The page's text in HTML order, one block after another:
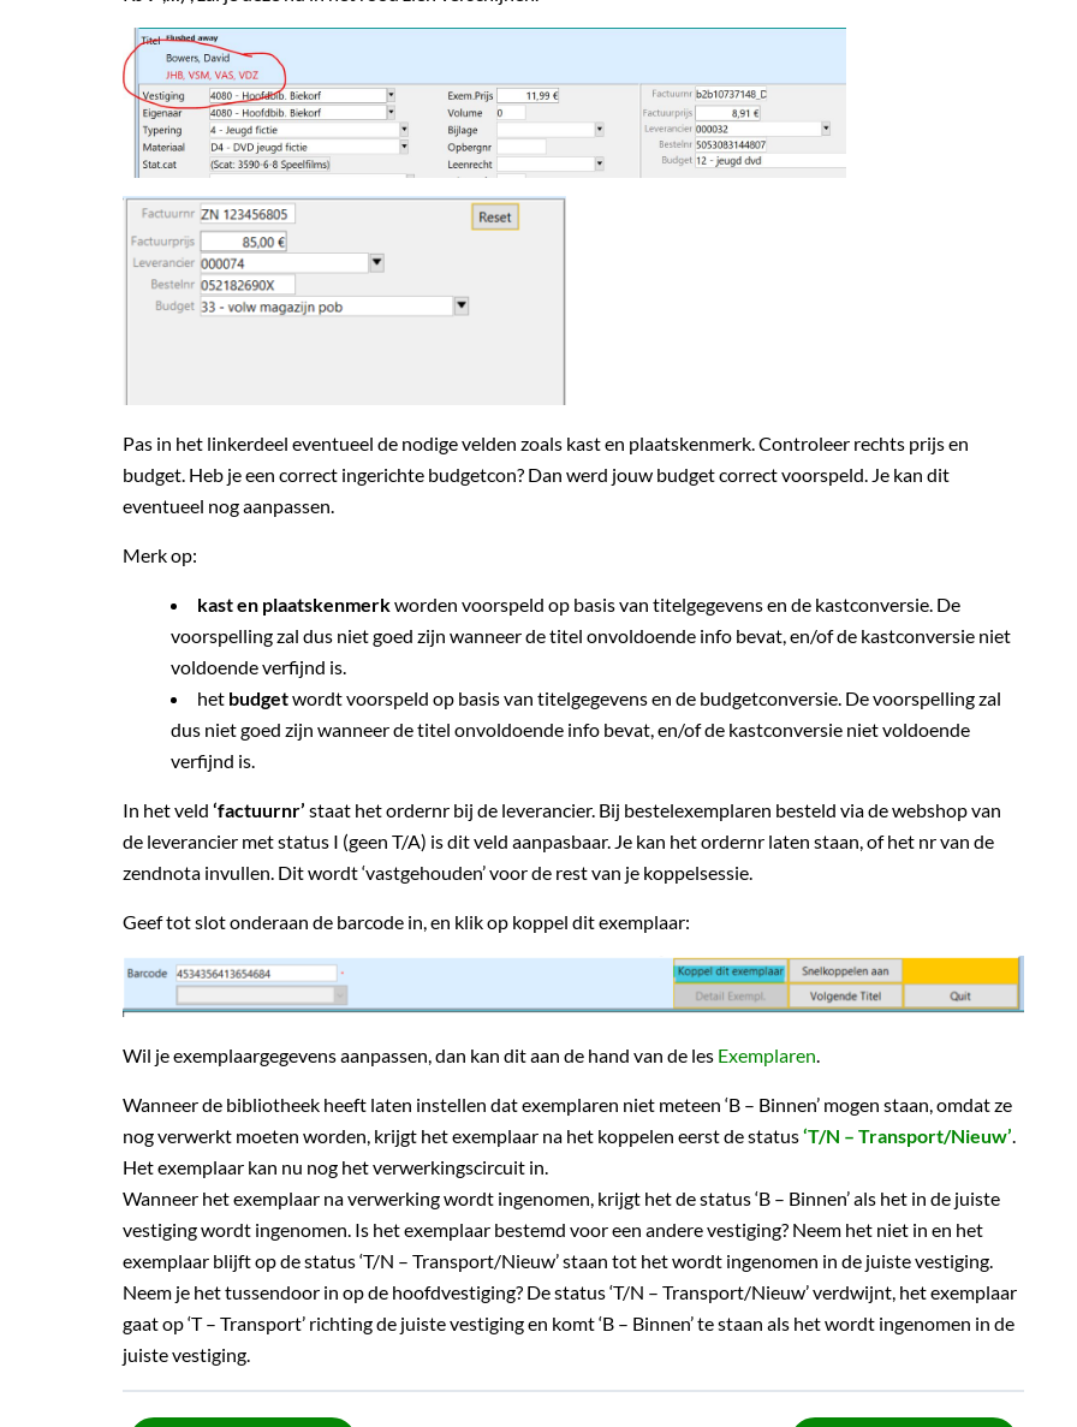
Pas in het linkerdeel eventueel de nodige velden zoals kast en plaatskenmerk. Controleer rechts prijs en
budget. Heb je een correct ingerichte budgetcon? Dan werd jouw budget correct voorspeld. Je kan dit
eventueel nog aanpassen.
Merk op:
kast en plaatskenmerkworden voorspeld op basis van titelgegevens en de kastconversie. De
voorspelling zal dus niet goed zijn wanneer de titel onvoldoende info bevat, en/of de kastconversie niet
voldoende verfijnd is.
het budgetwordt voorspeld op basis van titelgegevens en de budgetconversie. De voorspelling zal
dus niet goed zijn wanneer de titel onvoldoende info bevat, en/of de kastconversie niet voldoende
verfijnd is.
In het veld ‘factuurnr’ staat het ordernr bij de leverancier. Bij bestelexemplaren besteld via de webshop van
de leverancier met status I (geen T/A) is dit veld aanpasbaar. Je kan het ordernr laten staan, of het nr van de
zendnota invullen. Dit wordt ‘vastgehouden’ voor de rest van je koppelsessie.
Geef tot slot onderaan de barcode in, en klik op koppel dit exemplaar:
Wil je exemplaargegevens aanpassen, dan kan dit aan de hand van de les Exemplaren.
Wanneer de bibliotheek heeft laten instellen dat exemplaren niet meteen ‘B – Binnen’ mogen staan, omdat ze
nog verwerkt moeten worden, krijgt het exemplaar na het koppelen eerst de status‘T/N – Transport/Nieuw’.
Het exemplaar kan nu nog het verwerkingscircuit in.
Wanneer het exemplaar na verwerking wordt ingenomen, krijgt het de status ‘B – Binnen’ als het in de juiste
vestiging wordt ingenomen. Is het exemplaar bestemd voor een andere vestiging? Neem het niet in en het
exemplaar blijft op de status ‘T/N – Transport/Nieuw’ staan tot het wordt ingenomen in de juiste vestiging.
Neem je het tussendoor in op de hoofdvestiging? De status ‘T/N – Transport/Nieuw’ verdwijnt, het exemplaar
gaat op ‘T – Transport’ richting de juiste vestiging en komt ‘B – Binnen’ te staan als het wordt ingenomen in de
juiste vestiging.